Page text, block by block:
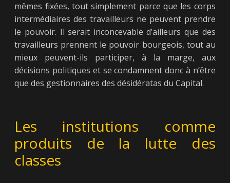
mêmes fixées, tout simplement parce que les corps
intermédiaires des travailleurs ne peuvent prendre
le pouvoir. Il serait inconcevable d’ailleurs que des
travailleurs prennent le pouvoir bourgeois, tout au
mieux peuvent-ils participer, à la marge, aux
décisions politiques et se condamnent donc à n’être
que des gestionnaires des désidératas du Capital.
Les institutions comme
produits de la lutte des
classes